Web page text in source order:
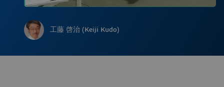
工藤 啓治 (Keiji Kudo)